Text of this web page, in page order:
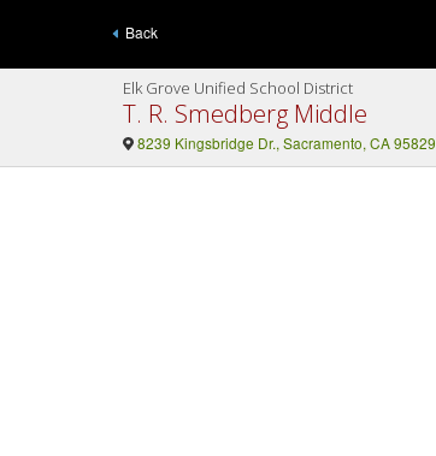
Back
Elk Grove Unified School District
T. R. Smedberg Middle
8239 Kingsbridge Dr., Sacramento, CA 95829